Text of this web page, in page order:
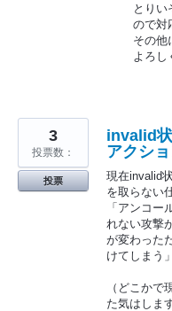
とりい
ので対
その他
よろし
invalid
アクシ
現在invalid
を取らない
「アンコー
れない攻撃
が変わった
けてしまう
（どこか
た気はしま
3
投票数：
投票